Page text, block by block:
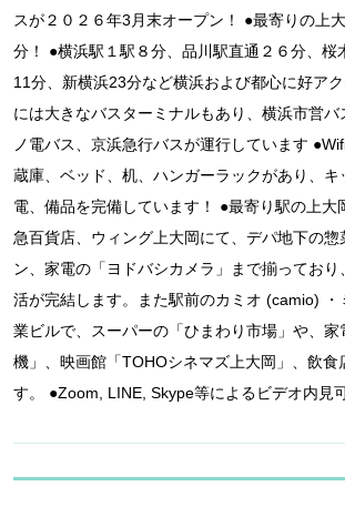
スが２０２６年3月末オープン！ ●最寄りの上
分！ ●横浜駅１駅８分、品川駅直通２６分、桜
11分、新横浜23分など横浜および都心に好ア
には大きなバスターミナルもあり、横浜市営
ノ電バス、京浜急行バスが運行しています
蔵庫、ベッド、机、ハンガーラックがあり、キ
電、備品を完備しています！ ●最寄り駅の上大
急百貨店、ウィング上大岡にて、デパ地下の惣
ン、家電の「ヨドバシカメラ」まで揃ってお
活が完結します。また駅前のカミオ (camio)
業ビルで、スーパーの「ひまわり市場」や、家
機」、映画館「TOHOシネマズ上大岡」、飲食
す。 ●Zoom, LINE, Skype等によるビデオ内見